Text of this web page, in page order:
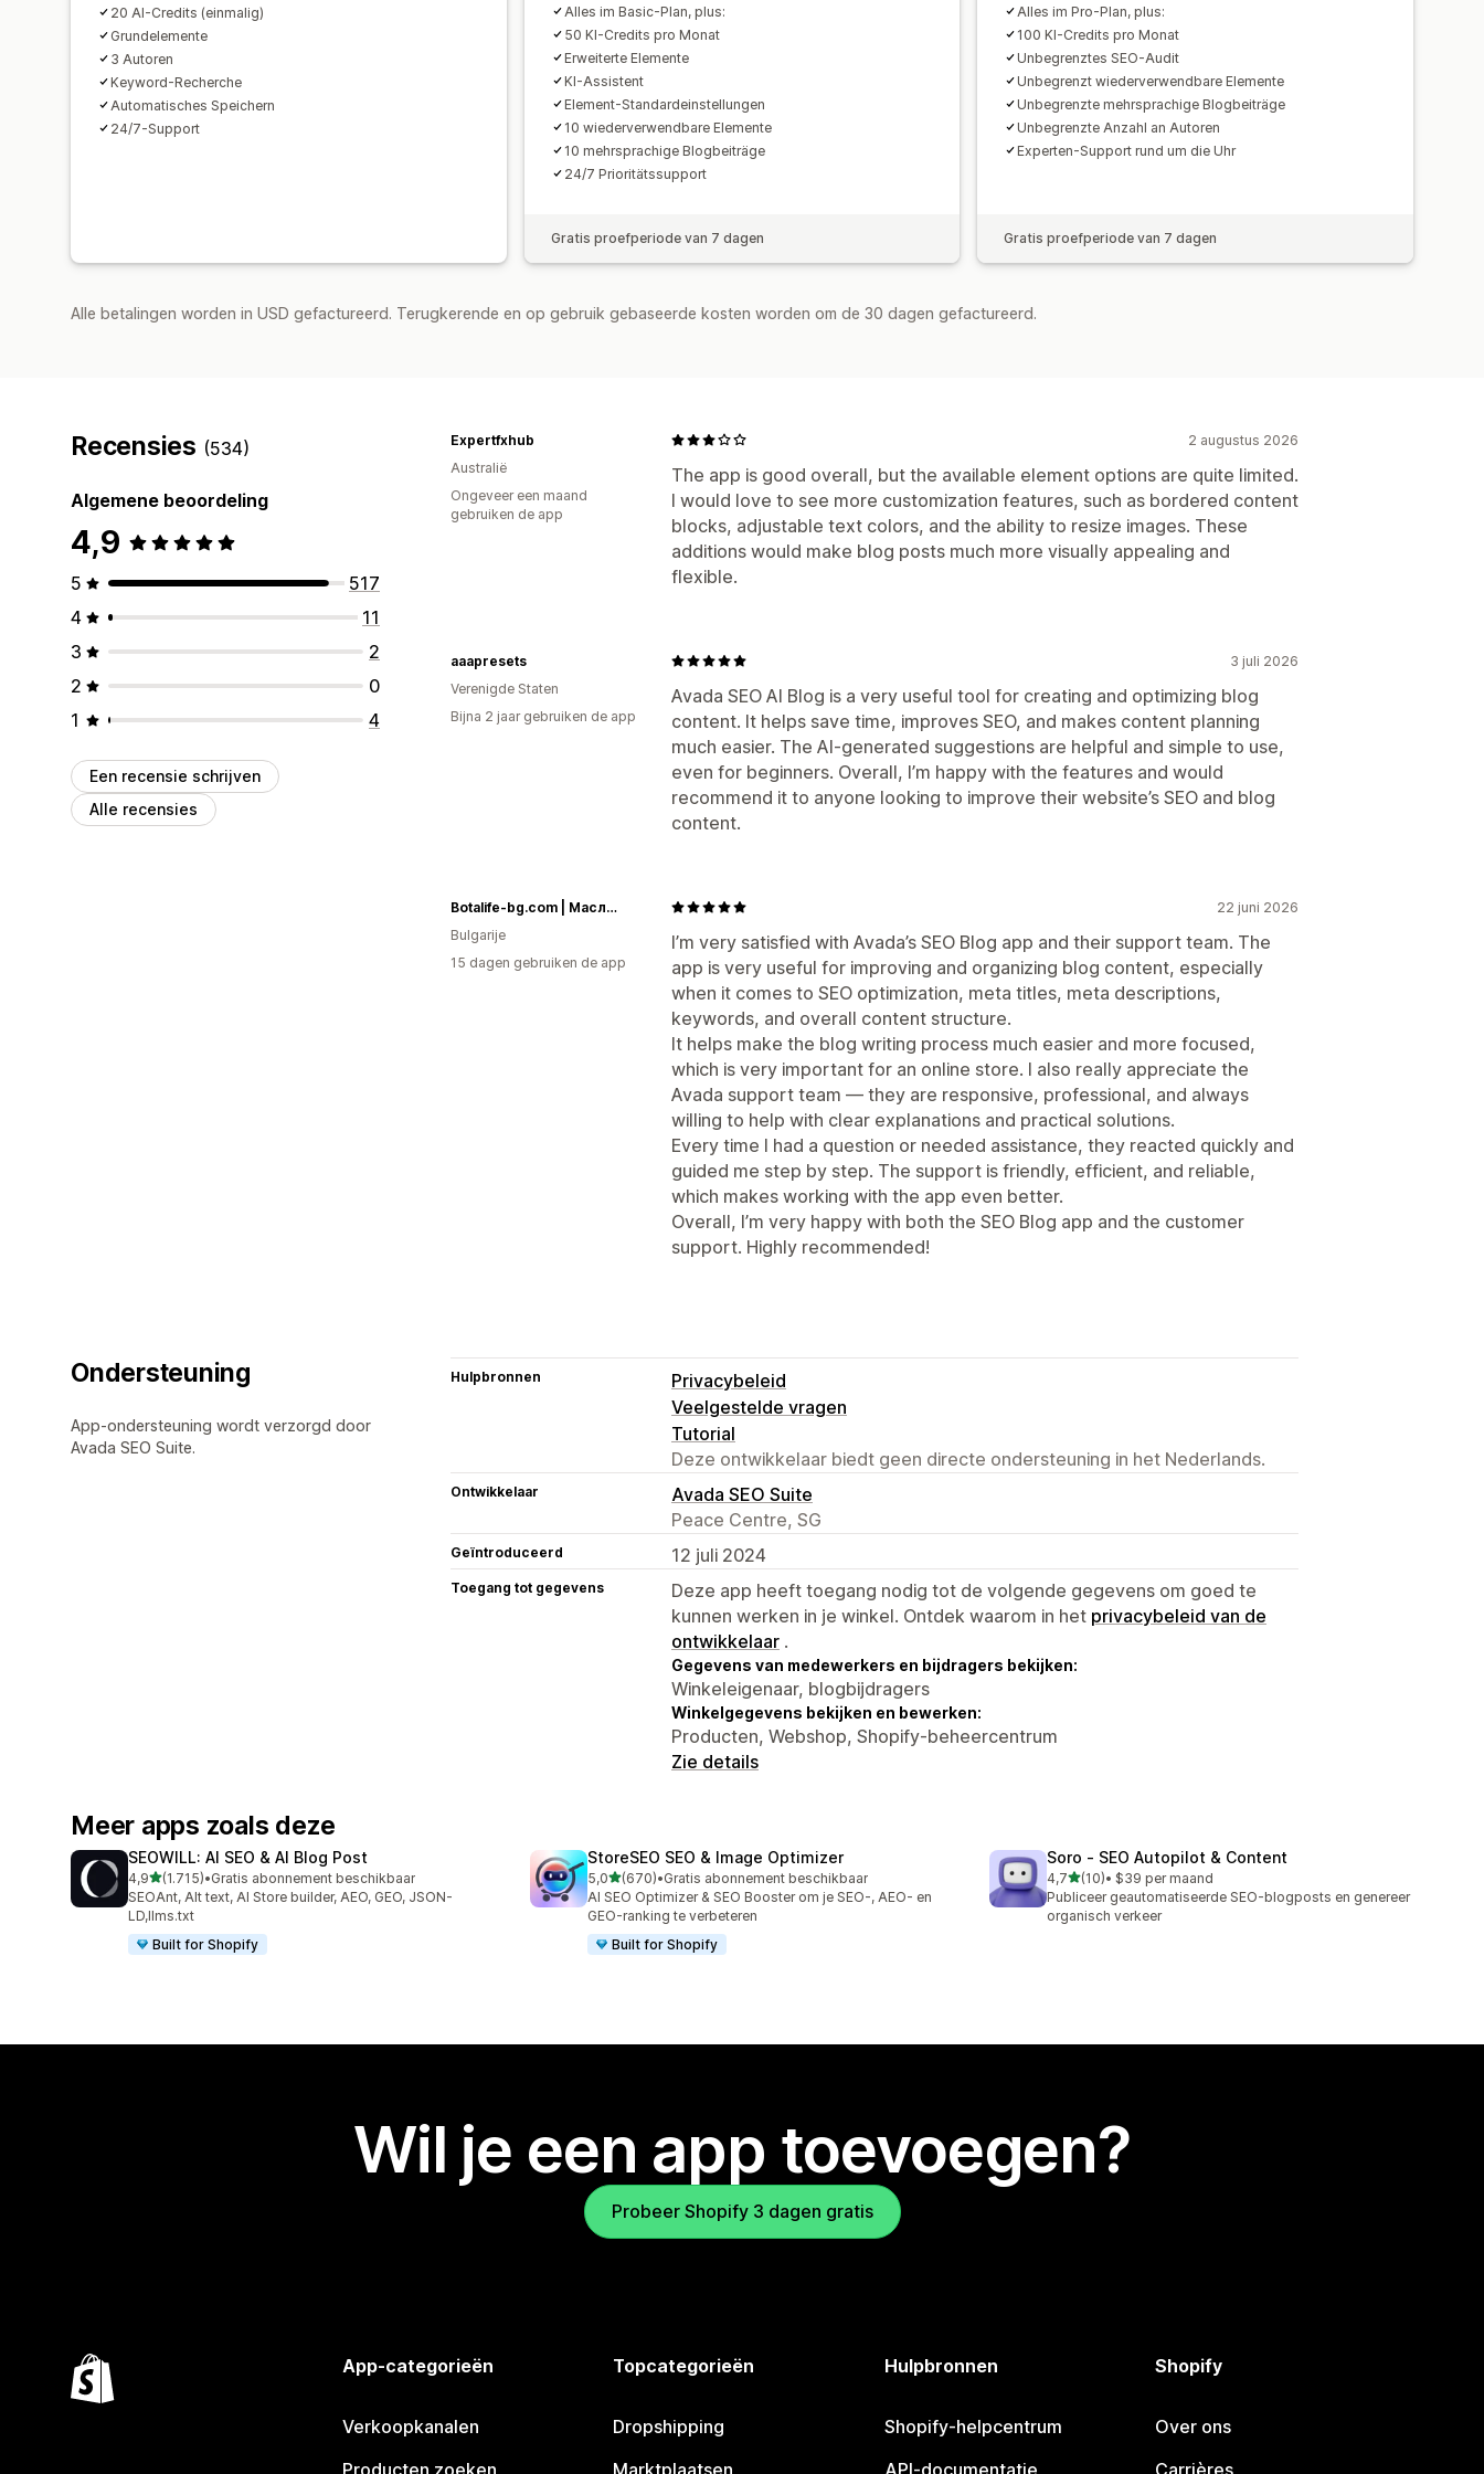
20 AI-Credits (einmalig)
Grundelemente
3 Autoren
Keyword-Recherche
Automatisches Speichern
24/7-Support
Alles im Basic-Plan, plus:
50 KI-Credits pro Monat
Erweiterte Elemente
KI-Assistent
Element-Standardeinstellungen
10 wiederverwendbare Elemente
10 mehrsprachige Blogbeiträge
24/7 Prioritätssupport
Gratis proefperiode van 7 dagen
Alles im Pro-Plan, plus:
100 KI-Credits pro Monat
Unbegrenztes SEO-Audit
Unbegrenzt wiederverwendbare Elemente
Unbegrenzte mehrsprachige Blogbeiträge
Unbegrenzte Anzahl an Autoren
Experten-Support rund um die Uhr
Gratis proefperiode van 7 dagen
Alle betalingen worden in USD gefactureerd. Terugkerende en op gebruik gebaseerde kosten worden om de 30 dagen gefactureerd.
Recensies (534)
Algemene beoordeling
4,9
5
517
4
11
3
2
2
0
1
4
Een recensie schrijven
Alle recensies
2 augustus 2026
The app is good overall, but the available element options are quite limited.
I would love to see more customization features, such as bordered content
blocks, adjustable text colors, and the ability to resize images. These
additions would make blog posts much more visually appealing and
flexible.
Expertfxhub
Australië
Ongeveer een maand
gebruiken de app
3 juli 2026
Avada SEO AI Blog is a very useful tool for creating and optimizing blog
content. It helps save time, improves SEO, and makes content planning
much easier. The AI-generated suggestions are helpful and simple to use,
even for beginners. Overall, I’m happy with the features and would
recommend it to anyone looking to improve their website’s SEO and blog
content.
aaapresets
Verenigde Staten
Bijna 2 jaar gebruiken de app
22 juni 2026
I’m very satisfied with Avada’s SEO Blog app and their support team. The
app is very useful for improving and organizing blog content, especially
when it comes to SEO optimization, meta titles, meta descriptions,
keywords, and overall content structure.
It helps make the blog writing process much easier and more focused,
which is very important for an online store. I also really appreciate the
Avada support team — they are responsive, professional, and always
willing to help with clear explanations and practical solutions.
Every time I had a question or needed assistance, they reacted quickly and
guided me step by step. The support is friendly, efficient, and reliable,
which makes working with the app even better.
Overall, I’m very happy with both the SEO Blog app and the customer
support. Highly recommended!
Botalife-bg.com | Масло от черен кимион | Терапевтични масла I Висок клас сертифицирани етерични и растителни масла
Bulgarije
15 dagen gebruiken de app
Ondersteuning
App-ondersteuning wordt verzorgd door
Avada SEO Suite.
Hulpbronnen
Privacybeleid
Veelgestelde vragen
Tutorial
Deze ontwikkelaar biedt geen directe ondersteuning in het Nederlands.
Ontwikkelaar
Avada SEO Suite
Peace Centre, SG
Geïntroduceerd 12 juli 2024
Toegang tot gegevens
Deze app heeft toegang nodig tot de volgende gegevens om goed te
kunnen werken in je winkel. Ontdek waarom in het privacybeleid van de
ontwikkelaar .
Gegevens van medewerkers en bijdragers bekijken:
Winkeleigenaar, blogbijdragers
Winkelgegevens bekijken en bewerken:
Producten, Webshop, Shopify-beheercentrum
Zie details
Meer apps zoals deze
SEOWILL: AI SEO & AI Blog Post
4,9van 5 sterren
(1.715)
1715 recensies in totaal
•Gratis abonnement beschikbaar
SEOAnt, Alt text, AI Store builder, AEO, GEO, JSON-
LD,llms.txt
Built for Shopify
StoreSEO SEO & Image Optimizer
5,0van 5 sterren
(670)
670 recensies in totaal
•Gratis abonnement beschikbaar
AI SEO Optimizer & SEO Booster om je SEO-, AEO- en
GEO-ranking te verbeteren
Built for Shopify
Soro ‑ SEO Autopilot & Content
4,7van 5 sterren
(10)
10 recensies in totaal
• $39 per maand
Publiceer geautomatiseerde SEO-blogposts en genereer
organisch verkeer
Wil je een app toevoegen?
Probeer Shopify 3 dagen gratis
App-categorieën
Verkoopkanalen
Topcategorieën
Dropshipping
Hulpbronnen
Shopify-helpcentrum
Shopify
Over ons